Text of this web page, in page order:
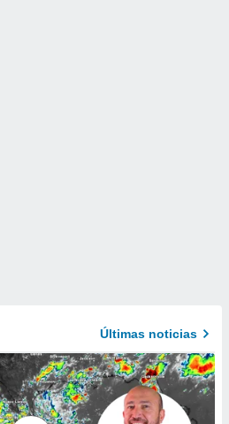
Últimas noticias